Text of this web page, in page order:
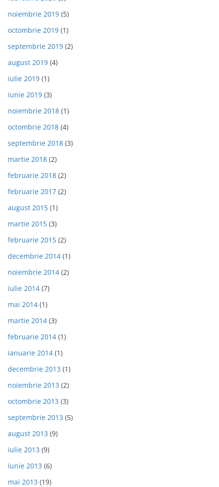
noiembrie 2019 (5)
octombrie 2019 (1)
septembrie 2019 (2)
august 2019 (4)
iulie 2019 (1)
iunie 2019 (3)
noiembrie 2018 (1)
octombrie 2018 (4)
septembrie 2018 (3)
martie 2018 (2)
februarie 2018 (2)
februarie 2017 (2)
august 2015 (1)
martie 2015 (3)
februarie 2015 (2)
decembrie 2014 (1)
noiembrie 2014 (2)
iulie 2014 (7)
mai 2014 (1)
martie 2014 (3)
februarie 2014 (1)
ianuarie 2014 (1)
decembrie 2013 (1)
noiembrie 2013 (2)
octombrie 2013 (3)
septembrie 2013 (5)
august 2013 (9)
iulie 2013 (9)
iunie 2013 (6)
mai 2013 (19)